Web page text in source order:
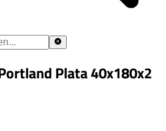
Plata 40x180x2